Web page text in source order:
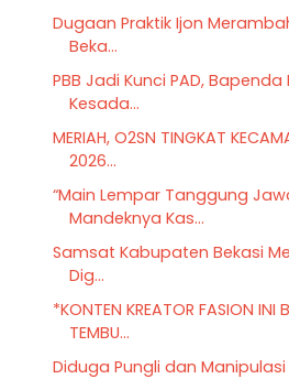
Dugaan Praktik Ijon
Beka...
PBB Jadi Kunci PAD,
Kesada...
MERIAH, O2SN TINGKAT
2026...
“Main Lempar Tanggung
Mandeknya Kas...
Samsat Kabupaten Bekasi
Dig...
*KONTEN KREATOR FASION INI
TEMBU...
Diduga Pungli dan Manipulasi